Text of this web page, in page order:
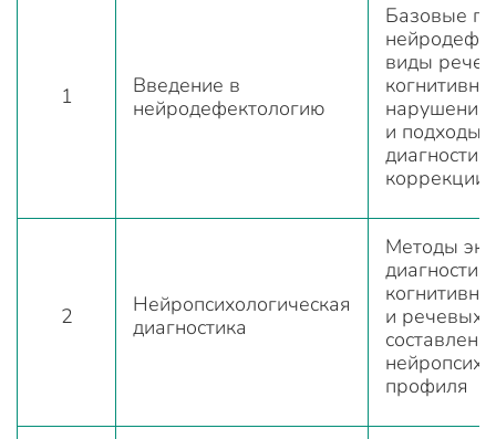
1
Введение в
нейродефектологию
Базовые
виды
и подходы к
коррекции
2
Нейропсихологическая
диагностика
Методы
и речевых
профиля